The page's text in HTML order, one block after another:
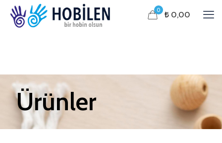
0 ₺ 0,00
Ürünler